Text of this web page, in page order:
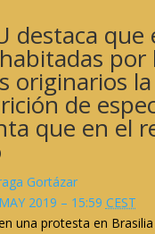
destaca que
por
originarios la
de
que en el
Gortázar
2019 – 15:59 CEST